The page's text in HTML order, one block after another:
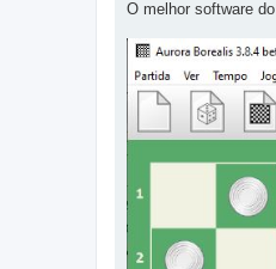
O melhor software